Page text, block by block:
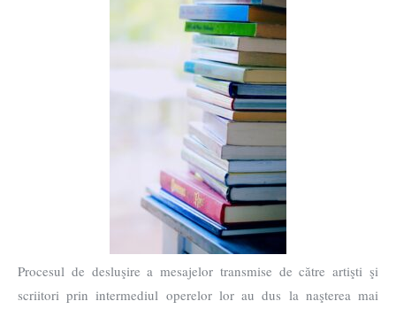
Procesul de desluşire a mesajelor transmise de către artişti şi
scriitori prin intermediul operelor lor au dus la naşterea mai